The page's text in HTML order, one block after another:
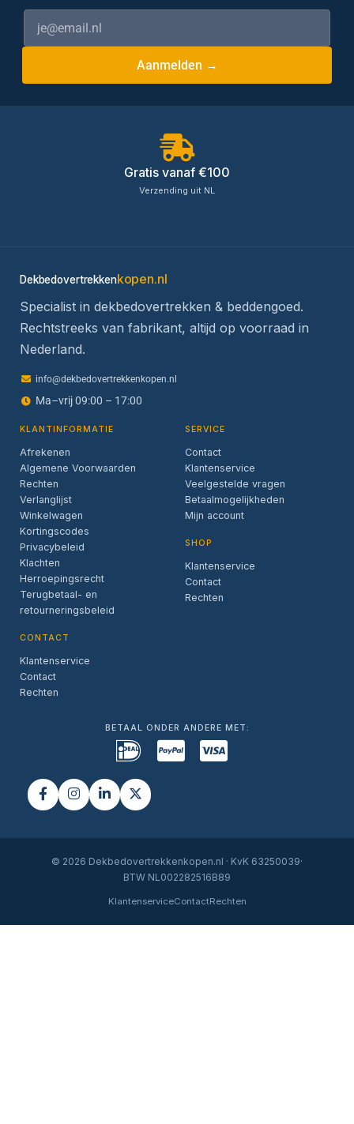
Aanmelden →
Gratis vanaf €100
Verzending uit NL
Dekbedovertrekkenkopen.nl
Specialist in dekbedovertrekken & beddengoed.
Rechtstreeks van fabrikant, altijd op voorraad in
Nederland.
info@dekbedovertrekkenkopen.nl
Ma–vrij 09:00 – 17:00
KLANTINFORMATIE
Afrekenen
Algemene Voorwaarden
Rechten
Verlanglijst
Winkelwagen
Kortingscodes
Privacybeleid
Klachten
Herroepingsrecht
Terugbetaal- en
retourneringsbeleid
CONTACT
Klantenservice
Contact
Rechten
SERVICE
Contact
Klantenservice
Veelgestelde vragen
Betaalmogelijkheden
Mijn account
SHOP
Klantenservice
Contact
Rechten
BETAAL ONDER ANDERE MET:
© 2026 Dekbedovertrekkenkopen.nl · KvK 63250039·
BTW NL002282516B89
KlantenserviceContactRechten